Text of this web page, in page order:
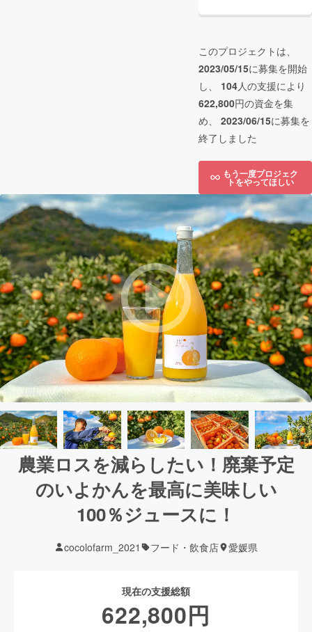
このプロジェクトは、
2023/05/15に募集を開始
し、 104人の支援により
622,800円の資金を集
め、 2023/06/15に募集を
終了しました
もう一度プロジェク
トをやってほしい
農業ロスを減らしたい！廃棄予定
のいよかんを最高に美味しい
100％ジュースに！
cocolofarm_2021 フード・飲食店 愛媛県
現在の支援総額
622,800円